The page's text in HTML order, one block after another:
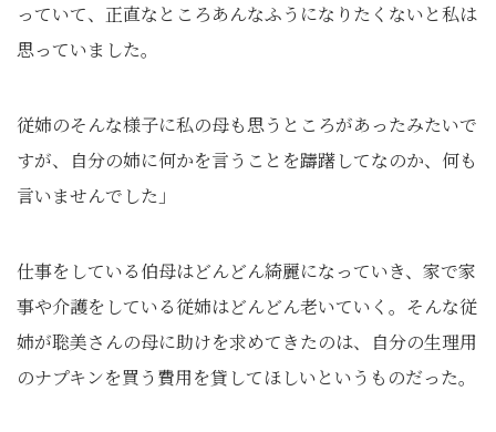
っていて、正直なところあんなふうになりたくないと私は
思っていました。
従姉のそんな様子に私の母も思うところがあったみたいで
すが、自分の姉に何かを言うことを躊躇してなのか、何も
言いませんでした」
仕事をしている伯母はどんどん綺麗になっていき、家で家
事や介護をしている従姉はどんどん老いていく。そんな従
姉が聡美さんの母に助けを求めてきたのは、自分の生理用
のナプキンを買う費用を貸してほしいというものだった。